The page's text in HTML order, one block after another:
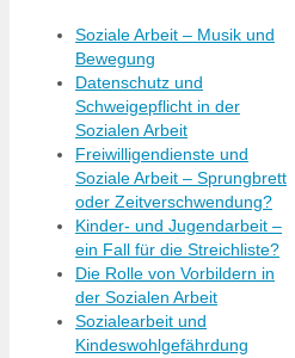
Soziale Arbeit – Musik und
Bewegung
Datenschutz und
Schweigepflicht in der
Sozialen Arbeit
Freiwilligendienste und
Soziale Arbeit – Sprungbrett
oder Zeitverschwendung?
Kinder- und Jugendarbeit –
ein Fall für die Streichliste?
Die Rolle von Vorbildern in
der Sozialen Arbeit
Sozialearbeit und
Kindeswohlgefährdung